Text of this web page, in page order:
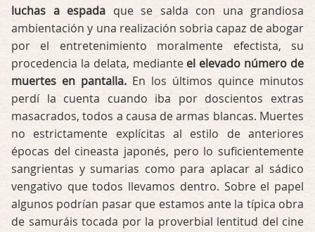
luchas a espada que se salda con una grandiosa
ambientación y una realización sobria capaz de abogar
por el entretenimiento moralmente efectista, su
procedencia la delata, mediante el elevado número de
muertes en pantalla. En los últimos quince minutos
perdí la cuenta cuando iba por doscientos extras
masacrados, todos a causa de armas blancas. Muertes
no estrictamente explícitas al estilo de anteriores
épocas del cineasta japonés, pero lo suficientemente
sangrientas y sumarias como para aplacar al sádico
vengativo que todos llevamos dentro. Sobre el papel
algunos podrían pasar que estamos ante la típica obra
de samuráis tocada por la proverbial lentitud del cine